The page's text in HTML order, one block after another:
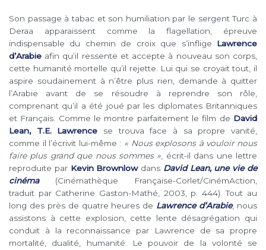
Son passage à tabac et son humiliation par le sergent Turc à
Deraa apparaissent comme la flagellation, épreuve
indispensable du chemin de croix que s’inflige Lawrence
d’Arabie afin qu’il ressente et accepte à nouveau son corps,
cette humanité mortelle qu’il rejette. Lui qui se croyait tout, il
aspire soudainement à n’être plus rien, demande à quitter
l’Arabie avant de se résoudre à reprendre son rôle,
comprenant qu’il a été joué par les diplomates Britanniques
et Français. Comme le montre parfaitement le film de David
Lean, T.E. Lawrence se trouva face à sa propre vanité,
comme il l’écrivit lui-même : « Nous explosons à vouloir nous
faire plus grand que nous sommes », écrit-il dans une lettre
reproduite par Kevin Brownlowdans David Lean, une vie de
cinéma
(Cinémathèque Française-Corlet/CinémAction,
traduit par Catherine Gaston-Mathé, 2003, p. 444). Tout au
long des près de quatre heures de Lawrence d’Arabie, nous
assistons à cette explosion, cette lente désagrégation qui
conduit à la reconnaissance par Lawrence de sa propre
mortalité, dualité, humanité. Le pouvoir de la volonté se